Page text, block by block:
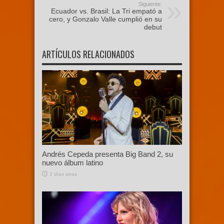
Siguiente:
Ecuador vs. Brasil: La Tri empató a
cero, y Gonzalo Valle cumplió en su
debut
ARTÍCULOS RELACIONADOS
Andrés Cepeda presenta Big Band 2, su
nuevo álbum latino
2 días atras